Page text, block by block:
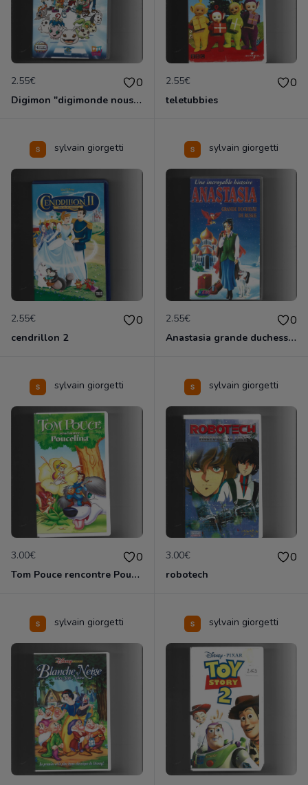
2.55€ 0
Digimon "digimonde nous voila
2.55€ 0
teletubbies
sylvain giorgetti
2.55€ 0
cendrillon 2
sylvain giorgetti
2.55€ 0
Anastasia grande duchesse de Russie
sylvain giorgetti
3.00€ 0
Tom Pouce rencontre Poucelina
sylvain giorgetti
3.00€ 0
robotech
sylvain giorgetti sylvain giorgetti